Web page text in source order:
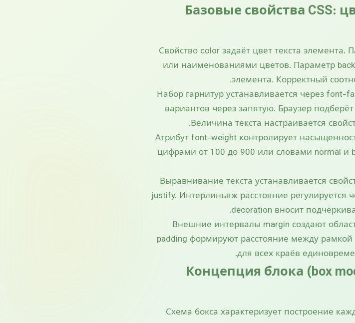
Базовые свойства CSS:
Свойство color задаёт цвет текста элемента.
или наименованиями цветов. Параметр
элемента. Корректный
Набор гарнитур устанавливается через font-
вариантов через запятую. Браузер
Величина текста настраивается
Атрибут font-weight контролирует
цифрами от 100 до 900 или словами normal и
Выравнивание текста устанавливается
justify. Интерлиньяж расстояние регулируется
decoration вносит
Внешние интервалы margin создают
padding формируют расстояние между
для всех краёв
Концепция блока (box
Схема бокса характеризует построение